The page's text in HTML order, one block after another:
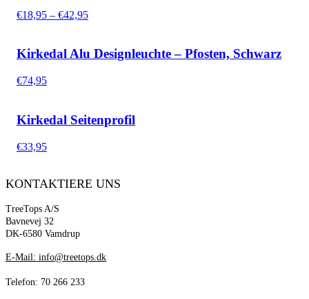
€18,95 – €42,95Preisspanne:
€42,95
Kirkedal Alu Designleuchte – Pfosten, Schwarz
€74,95
Kirkedal Seitenprofil
€33,95
KONTAKTIERE UNS
TreeTops A/S
Bavnevej 32
DK-6580 Vamdrup
E-Mail: info@treetops.dk
Telefon: 70 266 233